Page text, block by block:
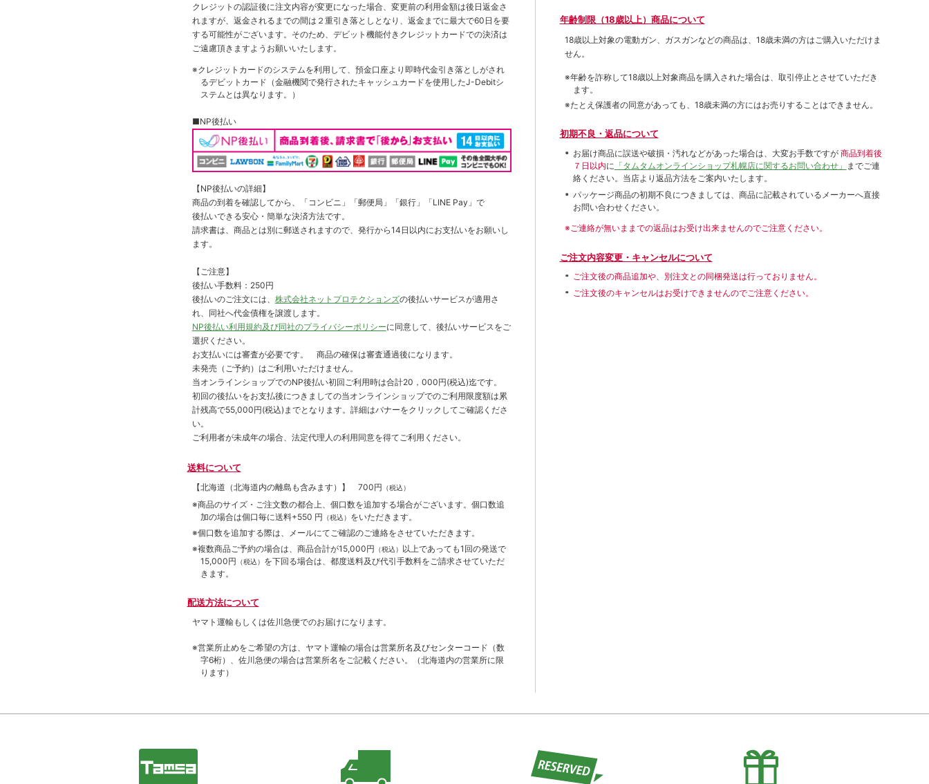
クレジットの認証後に注文内容が変更になった場合、変更前の利用金額は後日返金さ
れますが、返金されるまでの間は２重引き落としとなり、返金までに最大で60日を要
する可能性がございます。そのため、デビット機能付きクレジットカードでの決済は
ご遠慮頂きますようお願いいたします。
※クレジットカードのシステムを利用して、預金口座より即時代金引き落としがされ
るデビットカード（金融機関で発行されたキャッシュカードを使用したJ-Debitシ
ステムとは異なります。）
■NP後払い
【NP後払いの詳細】
商品の到着を確認してから、「コンビニ」「郵便局」「銀行」「LINE Pay」で
後払いできる安心・簡単な決済方法です。
請求書は、商品とは別に郵送されますので、発行から14日以内にお支払いをお願いし
ます。
【ご注意】
後払い手数料：250円
後払いのご注文には、 株式会社ネットプロテクションズの後払いサービスが適用さ
れ、同社へ代金債権を譲渡します。
NP後払い利用規約及び同社のプライバシーポリシーに同意して、後払いサービスをご
選択ください。
お支払いには審査が必要です。 商品の確保は審査通過後になります。
未発売（ご予約）はご利用いただけません。
当オンラインショップでのNP後払い初回ご利用時は合計20，000円(税込)迄です。
初回の後払いをお支払後につきましての当オンラインショップでのご利用限度額は累
計残高で55,000円(税込)までとなります。詳細はバナーをクリックしてご確認くださ
い。
ご利用者が未成年の場合、法定代理人の利用同意を得てご利用ください。
送料について
【北海道（北海道内の離島も含みます）】 700円 （税込）
※商品のサイズ・ご注文数の都合上、個口数を追加する場合がございます。個口数追
加の場合は個口毎に送料+550 円 （税込） をいただきます。
※個口数を追加する際は、メールにてご確認のご連絡をさせていただきます。
※複数商品ご予約の場合は、商品合計が15,000円 （税込） 以上であっても1回の発送で
15,000円 （税込） を下回る場合は、都度送料及び代引手数料をご請求させていただ
きます。
配送方法について
ヤマト運輸もしくは佐川急便でのお届けになります。
※営業所止めをご希望の方は、ヤマト運輸の場合は営業所名及びセンターコード（数
字6桁）、佐川急便の場合は営業所名をご記載ください。（北海道内の営業所に限
ります）
年齢制限（18歳以上）商品について
18歳以上対象の電動ガン、ガスガンなどの商品は、18歳未満の方はご購入いただけま
せん。
※年齢を詐称して18歳以上対象商品を購入された場合は、取引停止とさせていただき
ます。
※たとえ保護者の同意があっても、18歳未満の方にはお売りすることはできません。
初期不良・返品について
お届け商品に誤送や破損・汚れなどがあった場合は、大変お手数ですが 商品到着後
７日以内に 「タムタムオンラインショップ札幌店に関するお問い合わせ」 までご連
絡ください。当店より返品方法をご案内いたします。
パッケージ商品の初期不良につきましては、商品に記載されているメーカーへ直接
お問い合わせください。
※ご連絡が無いままでの返品はお受け出来ませんのでご注意ください。
ご注文内容変更・キャンセルについて
ご注文後の商品追加や、別注文との同梱発送は行っておりません。
ご注文後のキャンセルはお受けできませんのでご注意ください。